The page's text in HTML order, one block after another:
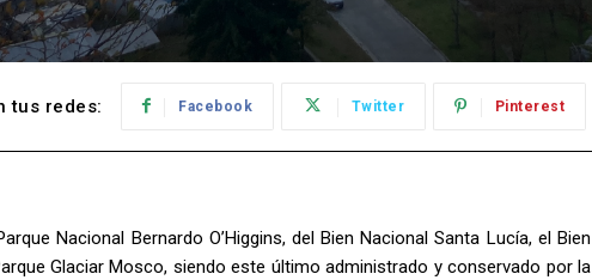
tus redes: Facebook Twitter Pinterest
Nacional Bernardo O’Higgins, del Bien Nacional Santa Lucía, el Bien
Glaciar Mosco, siendo este último administrado y conservado por la